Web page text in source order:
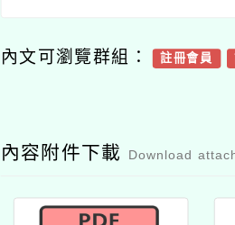
內文可瀏覽群組： 註冊會員
內容附件下載 Download